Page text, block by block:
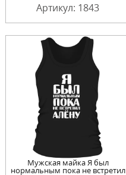
Артикул: 1843
Мужская майка Я был
нормальным пока не встретил